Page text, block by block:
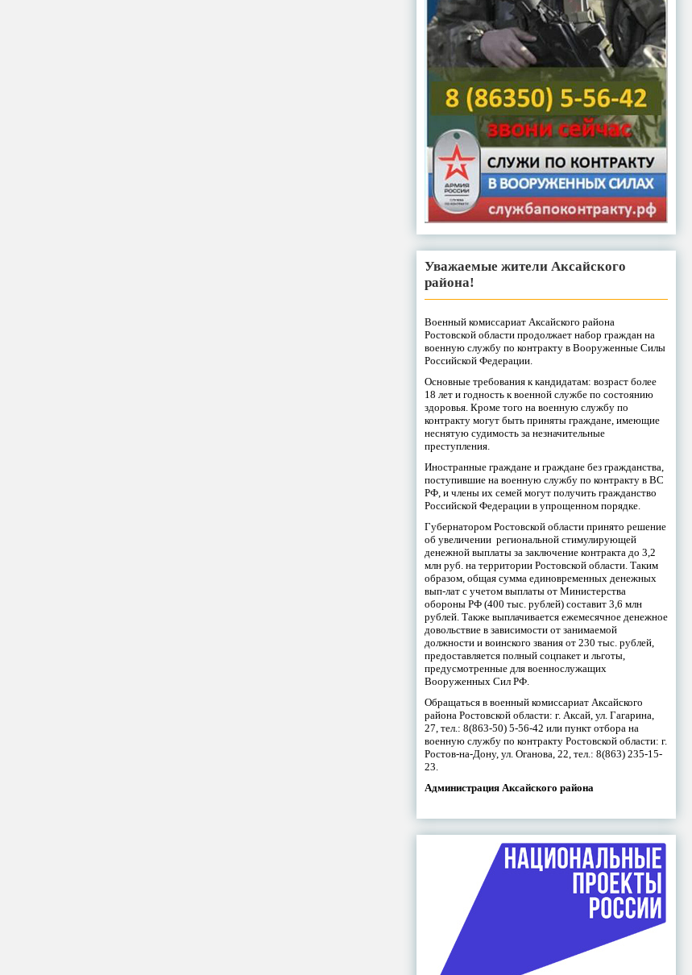
Уважаемые жители Аксайского
района!
Военный комиссариат Аксайского района
Ростовской области продолжает набор граждан на
военную службу по контракту в Вооруженные Силы
Российской Федерации.
Основные требования к кандидатам: возраст более
18 лет и годность к военной службе по состоянию
здоровья. Кроме того на военную службу по
контракту могут быть приняты граждане, имеющие
неснятую судимость за незначительные
преступления.
Иностранные граждане и граждане без гражданства,
поступившие на военную службу по контракту в ВС
РФ, и члены их семей могут получить гражданство
Российской Федерации в упрощенном порядке.
Губернатором Ростовской области принято решение
об увеличении региональной стимулирующей
денежной выплаты за заключение контракта до 3,2
млн руб. на территории Ростовской области. Таким
образом, общая сумма единовременных денежных
вып-лат с учетом выплаты от Министерства
обороны РФ (400 тыс. рублей) составит 3,6 млн
рублей. Также выплачивается ежемесячное денежное
довольствие в зависимости от занимаемой
должности и воинского звания от 230 тыс. рублей,
предоставляется полный соцпакет и льготы,
предусмотренные для военнослужащих
Вооруженных Сил РФ.
Обращаться в военный комиссариат Аксайского
района Ростовской области: г. Аксай, ул. Гагарина,
27, тел.: 8(863-50) 5-56-42 или пункт отбора на
военную службу по контракту Ростовской области: г.
Ростов-на-Дону, ул. Оганова, 22, тел.: 8(863) 235-15-
23.
Администрация Аксайского района